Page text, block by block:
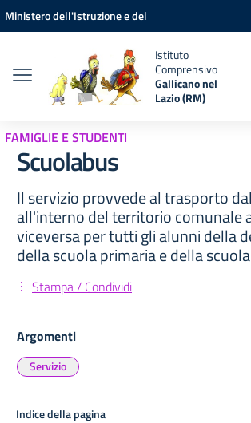
Vai ai contenuti
Vai al menu di navigazione
Vai al footer
Ministero dell'Istruzione e del
Istituto
Comprensivo
Gallicano nel
Lazio (RM)
FAMIGLIE E STUDENTI
Scuolabus
Il servizio provvede al trasporto
all'interno del territorio comunale
viceversa per tutti gli alunni della
della scuola primaria e della
Stampa / Condividi
Argomenti
Servizio
Indice della pagina